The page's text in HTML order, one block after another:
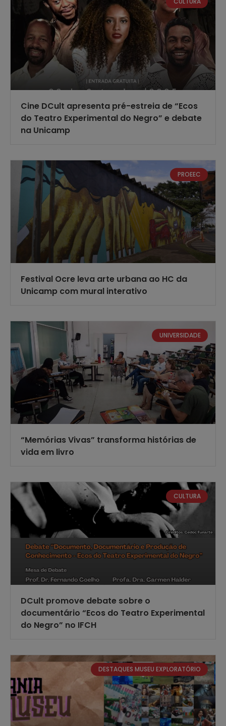
Cine DCult apresenta pré-estreia de “Ecos
do Teatro Experimental do Negro” e debate
na Unicamp
PROEEC
Festival Ocre leva arte urbana ao HC da
Unicamp com mural interativo
UNIVERSIDADE
“Memórias Vivas” transforma histórias de
vida em livro
CULTURA
DCult promove debate sobre o
documentário “Ecos do Teatro Experimental
do Negro” no IFCH
DESTAQUES MUSEU EXPLORATÓRIO